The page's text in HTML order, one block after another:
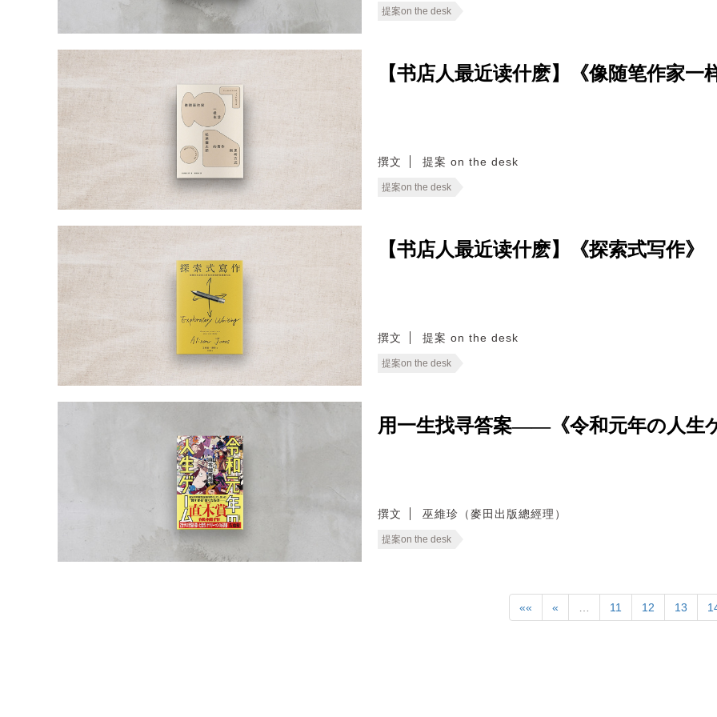
提案on the desk
【书店人最近读什麽】《像随笔作家一
撰文 提案 on the desk
提案on the desk
【书店人最近读什麽】《探索式写作》
撰文 提案 on the desk
提案on the desk
用一生找寻答案——《令和元年の人生
撰文 巫維珍（麥田出版總經理）
提案on the desk
«« « … 11 12 13